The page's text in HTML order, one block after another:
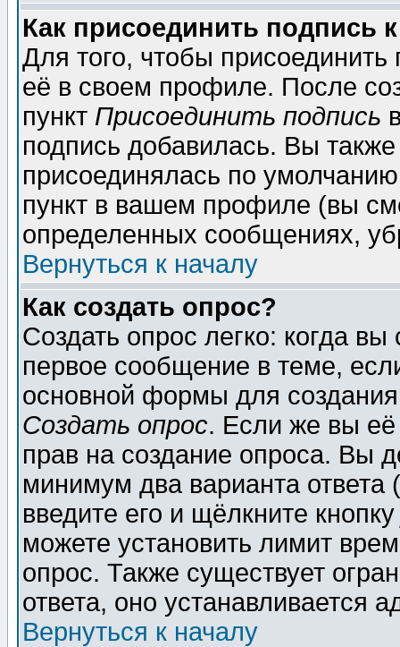
Как присоединить подпись
Для того, чтобы
её в своем профиле. После
пункт Присоединить подпись
подпись добавилась. Вы
присоединялась по
пункт в вашем профиле (вы
определенных сообщениях,
Вернуться к началу
Как создать опрос?
Создать опрос легко: когда
первое сообщение в теме,
основной формы для
Создать опрос. Если же вы её
прав на создание опроса. Вы
минимум два варианта ответа
введите его и щёлкните
можете установить лимит
опрос. Также существует
ответа, оно устанавливается
Вернуться к началу